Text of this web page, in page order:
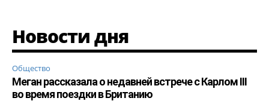
Новости дня
Общество
Меган рассказала о недавней встрече с Карлом III
во время поездки в Британию